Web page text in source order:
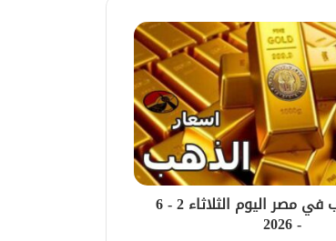
أسعار الذهب في مصر اليوم الثلاثاء 2 - 6
- 2026